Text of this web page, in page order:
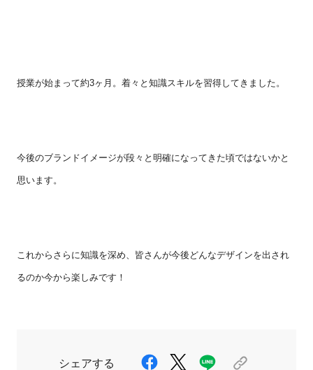
授業が始まって約3ヶ月。着々と知識スキルを習得してきました。
今後のブランドイメージが段々と明確になってきた頃ではないかと
思います。
これからさらに知識を深め、皆さんが今後どんなデザインを出され
るのか今から楽しみです！
シェアする